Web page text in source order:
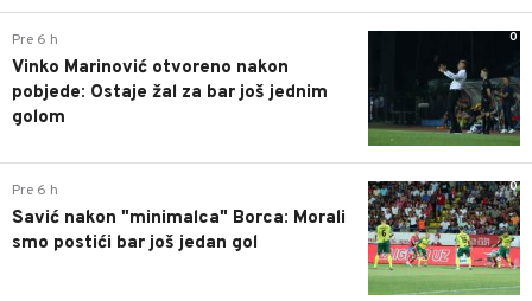
0
Pre 6 h
Vinko Marinović otvoreno nakon
pobjede: Ostaje žal za bar još jednim
golom
0
Pre 6 h
Savić nakon "minimalca" Borca: Morali
smo postići bar još jedan gol